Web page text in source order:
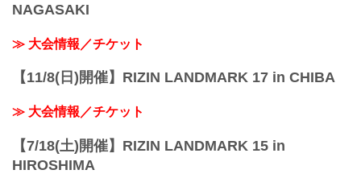
NAGASAKI
≫ 大会情報／チケット
【11/8(日)開催】RIZIN LANDMARK 17 in CHIBA
≫ 大会情報／チケット
【7/18(土)開催】RIZIN LANDMARK 15 in
HIROSHIMA